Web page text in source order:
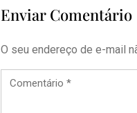
Enviar Comentário
O seu endereço de e-mail